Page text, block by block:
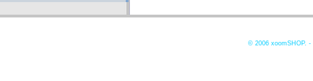
© 2006 xoomSHOP. -